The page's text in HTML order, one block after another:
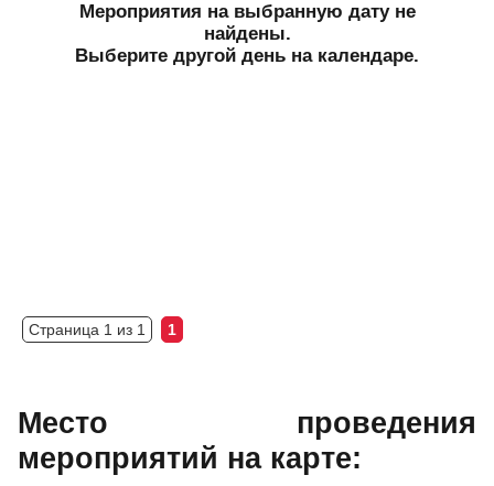
Мероприятия на выбранную дату не
найдены.
Выберите другой день на календаре.
Страница 1 из 1 1
Место проведения
мероприятий на карте: